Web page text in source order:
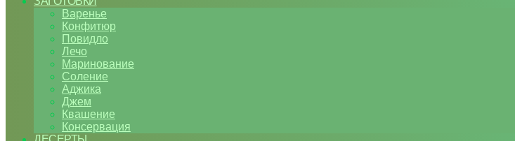
Варенье
Конфитюр
Повидло
Лечо
Маринование
Соление
Аджика
Джем
Квашение
Консервация